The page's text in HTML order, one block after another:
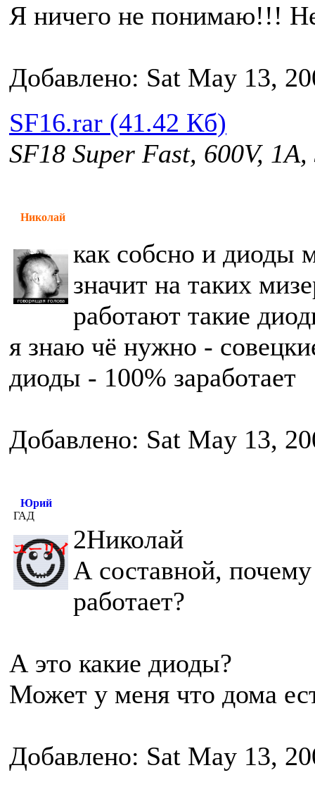
Я ничего не понимаю!!!
Добавлено: Sat May 13,
SF16.rar (41.42 Кб)
SF18 Super Fast, 600V, 1A,
Николай
как собсно и диоды
значит на таких
работают такие
я знаю чё нужно -
диоды - 100% заработает
Добавлено: Sat May 13,
Юрий
ГАД
2Николай
А составной,
работает?
А это какие диоды?
Может у меня что дома
Добавлено: Sat May 13,